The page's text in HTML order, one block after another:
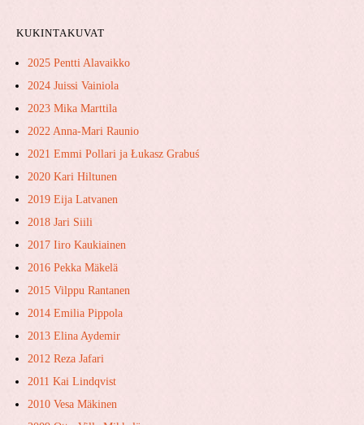
KUKINTAKUVAT
2025 Pentti Alavaikko
2024 Juissi Vainiola
2023 Mika Marttila
2022 Anna-Mari Raunio
2021 Emmi Pollari ja ​Łukasz ​Grabuś
2020 Kari Hiltunen
2019 Eija Latvanen
2018 Jari Siili
2017 Iiro Kaukiainen
2016 Pekka Mäkelä
2015 Vilppu Rantanen
2014 Emilia Pippola
2013 Elina Aydemir
2012 Reza Jafari
2011 Kai Lindqvist
2010 Vesa Mäkinen